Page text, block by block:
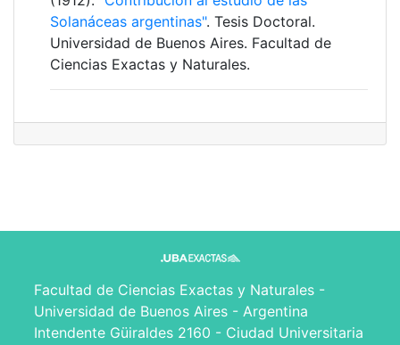
Solanáceas argentinas". Tesis Doctoral.
Universidad de Buenos Aires. Facultad de
Ciencias Exactas y Naturales.
Facultad de Ciencias Exactas y Naturales -
Universidad de Buenos Aires - Argentina
Intendente Güiraldes 2160 - Ciudad Universitaria